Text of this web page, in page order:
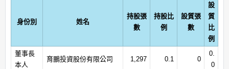
身份別 姓名
持股張
數
持股比
例
設質張
數
設
質
比
例
董事長
本人
育鵬投資股份有限公司 1,297 0.1 0
0.
0